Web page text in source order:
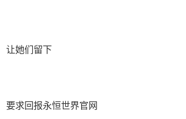
让她们留下
要求回报永恒世界官网